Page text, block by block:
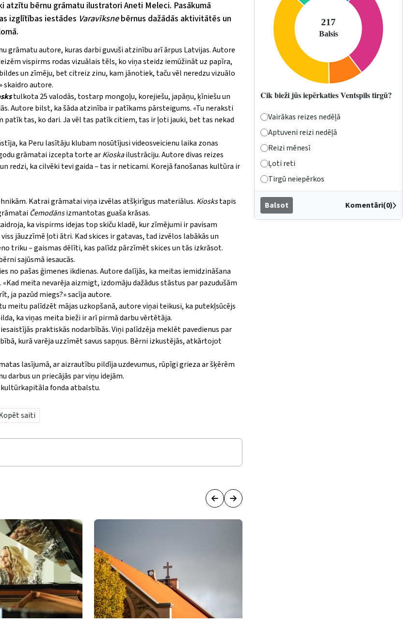
bērnu grāmatu ilustratori Aneti Meleci. Pasākumā
izglītības iestādes Varavīksnebērnus dažādās aktivitātēs un
grāmatu autore, kuras darbi guvuši atzinību arī ārpus Latvijas.Autore
vispirms rodas vizuālais tēls, ko viņa steidz iemūžināt uz papīra,
un zīmēju, bet citreiz zinu, kam jānotiek, taču vēl neredzu vizuālo
»skaidro autore.
tulkota 25 valodās, tostarp mongoļu, korejiešu, japāņu, ķīniešu un
Autore bilst, ka šāda atzinība ir patīkams pārsteigums. «Tu neraksti
tas, ko dari. Ja vēl tas patīk citiem, tas ir ļoti jauki, bet tas nekad
ka Peru lasītāju klubam nosūtījusi videosveicienu laika zonas
grāmatai izcepta torte arKioskailustrāciju. Autore divas reizes
redzi, ka cilvēki tevi gaida – tas ir neticami. Korejā fanošanas kultūra ir
Katrai grāmatai viņa izvēlas atšķirīgus materiālus. Kioskstapis
Čemodānsizmantotas guaša krāsas.
ka vispirms idejas top skiču kladē, kur zīmējumi ir pavisam
jāuzzīmē ļoti ātri. Kad skices ir gatavas, tad izvēlos labākās un
triku – gaismas dēlīti, kas palīdz pārzīmēt skices un tās izkrāsot.
sajūsmā iesaucās.
no pašas ģimenes ikdienas. Autore dalījās, ka meitas iemidzināšana
«Kad meita nevarēja aizmigt, izdomāju dažādus stāstus par pazudušām
ja pazūd miegs?»sacīja autore.
meitu palīdzēt mājas uzkopšanā, autore viņai teikusi, ka putekļsūcējs
ka viņas meita bieži ir arī pirmā darbu vērtētāja.
praktiskās nodarbībās. Viņi palīdzēja meklēt pavedienus par
kurā varēja uzzīmēt savus sapņus. Bērni izkustējās, atkārtojot
lasījumā, ar aizrautību pildīja uzdevumus, rūpīgi grieza ar šķērēm
darbus un priecājās par viņu idejām.
fonda atbalstu.
saiti
Cik bieži jūs iepērkaties Ventspils tirgū?
Vairākas reizes nedēļā
Aptuveni reizi nedēļā
Reizi mēnesī
Ļoti reti
Tirgū neiepērkos
Balsot Komentāri(0)